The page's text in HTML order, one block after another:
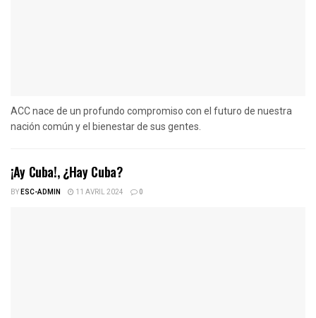
ACC nace de un profundo compromiso con el futuro de nuestra
nación común y el bienestar de sus gentes.
¡Ay Cuba!, ¿Hay Cuba?
BYESC-ADMIN 11 AVRIL 2024 0